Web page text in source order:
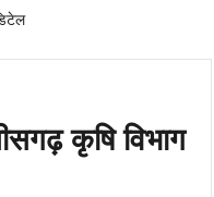
कृषि विभाग